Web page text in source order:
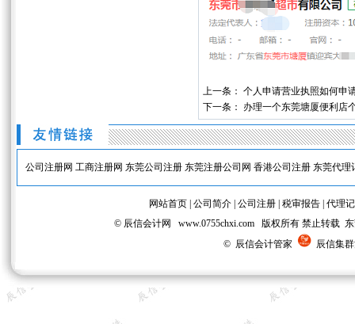
上一条： 个人申请营业执照如何申
下一条：
办理一个东莞塘厦便利店
公司注册网 工商注册网 东莞公司注册 东莞注册公司网 香港公司注册 东莞代理
网站首页 公司简介 公司注册 税审报告 代理
© 辰信会计网 www.0755chxi.com 版权所有 禁止转载
© 辰信会计管家
辰信集